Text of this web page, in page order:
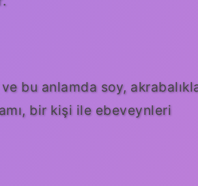
bu anlamda soy,
bir kişi ile ebeveynleri